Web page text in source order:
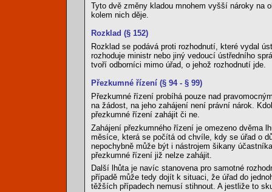
Tyto dvě změny kladou mnohem vyšší nároky na
kolem nich děje.
Rozklad (§ 152)
Rozklad se podává proti rozhodnutí, které vydal
rozhoduje ministr nebo jiný vedoucí ústředního
tvoří odborníci mimo úřad, o jehož rozhodnutí jde.
Přezkumné řízení (§ 94 - § 99)
Přezkumné řízení probíhá pouze nad
na žádost, na jeho zahájení není právní nárok.
přezkumné řízení zahájit či ne.
Zahájení přezkumného řízení je omezeno dvěma
měsíce, která se počítá od chvíle, kdy se úřad o
nepochybně může být i nástrojem šikany
přezkumné řízení již nelze zahájit.
Další lhůta je navíc stanovena pro samotné
případě může tedy dojít k situaci, že úřad do
těžších případech nemusí stihnout. A jestliže to